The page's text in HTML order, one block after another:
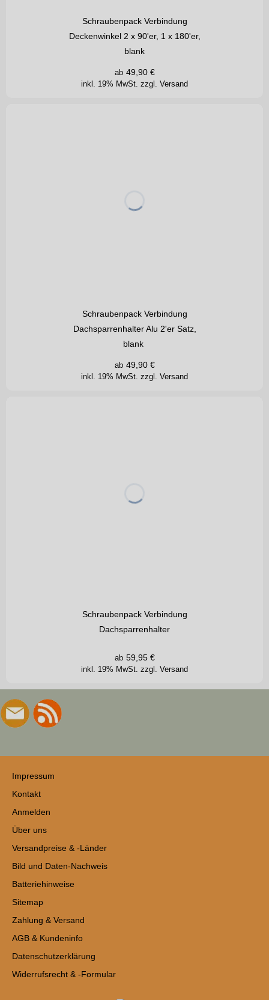
Schraubenpack Verbindung
Deckenwinkel 2 x 90'er, 1 x 180'er,
blank
inkl. 19% MwSt. zzgl. Versand
ab 49,90€
Schraubenpack Verbindung
Dachsparrenhalter Alu 2'er Satz,
blank
inkl. 19% MwSt. zzgl. Versand
ab 49,90€
Schraubenpack Verbindung
Dachsparrenhalter
inkl. 19% MwSt. zzgl. Versand
ab 59,95€
Impressum
Kontakt
Anmelden
Über uns
Versandpreise & -Länder
Bild und Daten-Nachweis
Batteriehinweise
Sitemap
Zahlung & Versand
AGB & Kundeninfo
Datenschutzerklärung
Widerrufsrecht & -Formular